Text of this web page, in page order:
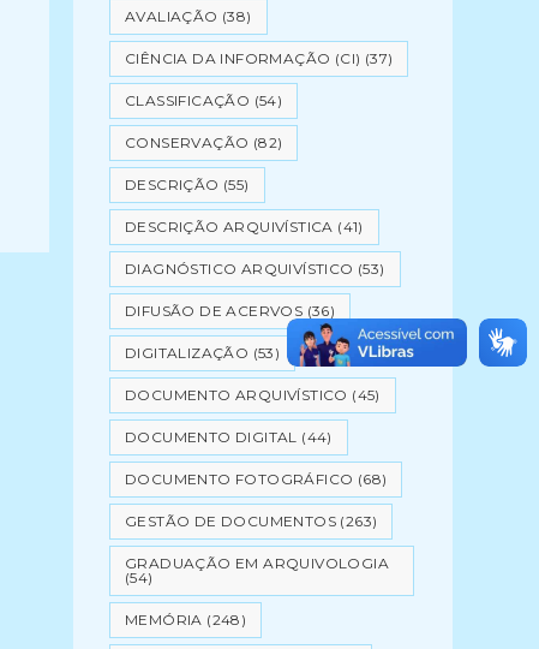
AVALIAÇÃO (38)
CIÊNCIA DA INFORMAÇÃO (CI) (37)
CLASSIFICAÇÃO (54)
CONSERVAÇÃO (82)
DESCRIÇÃO (55)
DESCRIÇÃO ARQUIVÍSTICA (41)
DIAGNÓSTICO ARQUIVÍSTICO (53)
DIFUSÃO DE ACERVOS (36)
DIGITALIZAÇÃO (53)
DOCUMENTO ARQUIVÍSTICO (45)
DOCUMENTO DIGITAL (44)
DOCUMENTO FOTOGRÁFICO (68)
GESTÃO DE DOCUMENTOS (263)
GRADUAÇÃO EM ARQUIVOLOGIA
(54)
MEMÓRIA (248)